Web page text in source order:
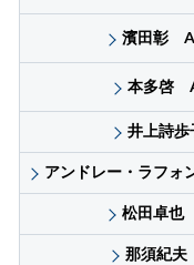
濱田彰
本多啓
井上詩
アンドレー・ラフ
松田卓
那須紀